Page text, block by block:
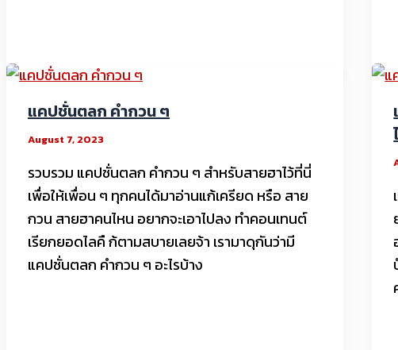
แคปชั่นตลก คำกวน ๆ
August 7, 2023
รวบรวม แคปชั่นตลก คำกวน ๆ สำหรับสายฮาไว้ที่นี่
เพื่อให้เพื่อน ๆ ทุกคนได้มาอ่านแก้เครียด หรือ สาย
กวน สายฮาคนไหน อยากจะเอาไปลง ทำคอนเทนต์
เรียกยอดไลคื ก้ตามสบายเลยจ้า เรามาดุกันว่ามี
แคปชั่นตลก คำกวน ๆ อะไรบ้าง